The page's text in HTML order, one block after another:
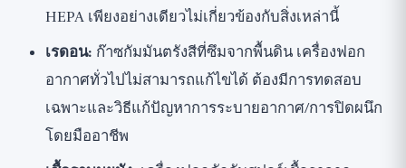
HEPA เพียงอย่างเดียวไม่เกี่ยวข้องกับสิ่งเหล่านี้
เรดอน: ก๊าซกัมมันตรังสีที่ซึมจากพื้นดิน เครื่องฟอก
อากาศทั่วไปไม่สามารถแก้ไขได้ ต้องมีการทดสอบ
เฉพาะและวิธีแก้ปัญหาการระบายอากาศ/การปิดผนึก
โดยมืออาชีพ